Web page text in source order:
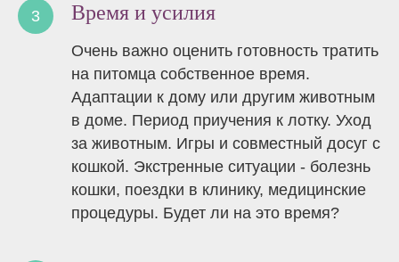
Время и усилия
Очень важно оценить готовность тратить
на питомца собственное время.
Адаптации к дому или другим животным
в доме. Период приучения к лотку. Уход
за животным. Игры и совместный досуг с
кошкой. Экстренные ситуации - болезнь
кошки, поездки в клинику, медицинские
процедуры. Будет ли на это время?